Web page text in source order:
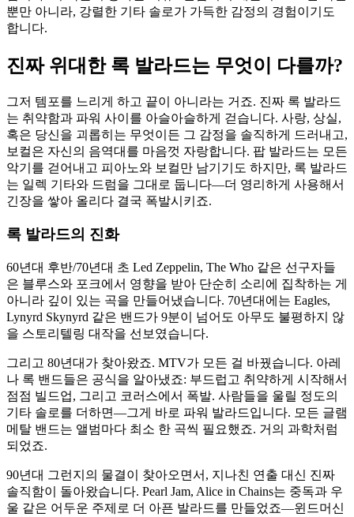
뿐만 아니라, 강렬한 기타 솔로가 가득한 감정의 경험이기도
합니다.
진짜 위대한 록 발라드는 무엇이 다를까?
그저 템포를 느리게 하고 끝이 아니라는 거죠. 진짜 록 발라드
는 취약함과 파워 사이를 아슬아슬하게 걷습니다. 사랑, 상실,
혹은 당신을 괴롭히는 무엇이든 그 감정을 솔직하게 드러내고,
보컬은 자신의 음역대를 마음껏 자랑합니다. 팝 발라드는 모든
악기를 걷어내고 피아노와 보컬만 남기기도 하지만, 록 발라드
는 일렉 기타와 드럼을 그대로 둡니다—더 영리하게 사용해서
긴장을 쌓아 올리다 결국 폭발시키죠.
록 발라드의 진화
60년대 후반/70년대 초 Led Zeppelin, The Who 같은 선구자들
은 블루스와 포크에서 영향을 받아 단순히 소리에 집착하는 게
아니라 깊이 있는 곡을 만들어냈습니다. 70년대에는 Eagles,
Lynyrd Skynyrd 같은 밴드가 9분이 넘어도 아무도 불평하지 않
을 스토리텔링 대작을 선보였습니다.
그리고 80년대가 찾아왔죠. MTV가 모든 걸 바꿨습니다. 아레
나 록 밴드들은 공식을 알아냈죠: 부드럽고 취약하게 시작해서
점점 빌드업, 그리고 코러스에서 폭발. 사람들을 울릴 정도의
기타 솔로를 더하면—그게 바로 파워 발라드입니다. 모든 글램
메탈 밴드는 앨범마다 최소 한 곡씩 필요했죠. 거의 과학처럼
되었죠.
90년대 그런지의 물결이 찾아오면서, 지나친 연출 대신 진짜
솔직함이 돌아왔습니다. Pearl Jam, Alice in Chains는 중독과 우
울 같은 어두운 주제로 더 아픈 발라드를 만들었죠—윈드머신